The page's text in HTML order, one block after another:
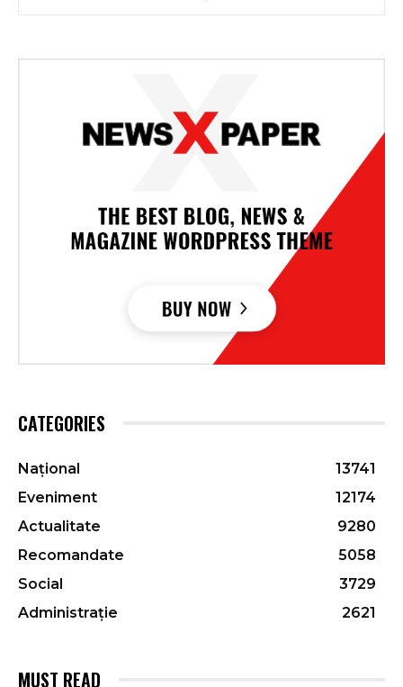
CATEGORIES
Național
13741
Eveniment
12174
Actualitate
9280
Recomandate
5058
Social
3729
Administrație
2621
MUST READ